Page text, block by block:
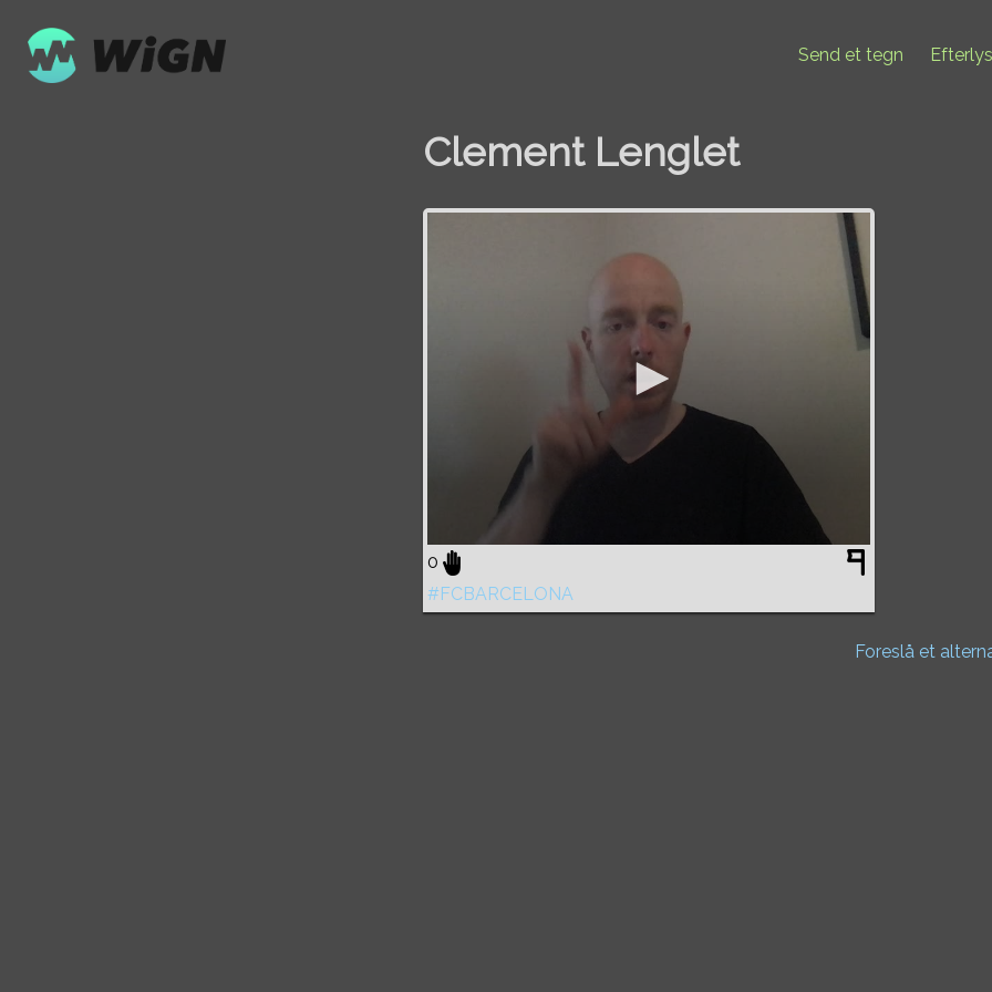
Send et tegn
Clement Lenglet
0
#FCBARCELONA
Foreslå et